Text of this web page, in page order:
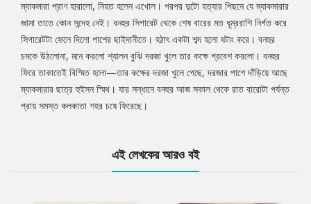
ম্যাকমারা প্রাণ হারালো, নিহত হলেন এখোল। পরপর দুটো হত্যার পিছনে যে ম্যাকমারার
জামা তাতে কোন সন্দেহ নেই। বনহুর সিগারেট থেকে শেষ বারের মত ধূম্ররাশি নির্গত করে
সিগারেটটা ফেলে দিলো পাশের ছাইদানীতে। হঠাৎ একটা শব্দ হলো ঘটাং করে। বনহুর
চমকে উঠলোনা, মনে করলো শ্যালন বুঝি দরজা খুলে তার কক্ষে প্রবেশ করলো। বনহুর
ফিরে তাকাতেই বিস্মিত হলো—তার কক্ষের দরজা খুলে গেছে, দরজার পাশে দাঁড়িয়ে আছে
ম্যাকমারার ছাত্র হুইসন স্মিথ। যার সন্ধানে বনহুর আজ সকাল থেকে রাত বারোটা পর্যন্ত
প্রায় সমস্ত কলকাতা শহর চষে ফিরেছে।
এই লেখকের আরও বই